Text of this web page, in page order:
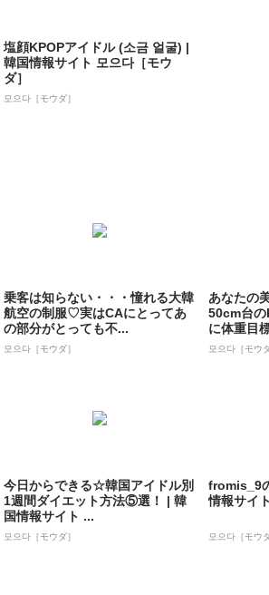
塩顔KPOPアイドル (소금 얼굴) |
韓国情報サイト 모으다［モウ
ダ］
모으다［モウダ］
乗客は知らない・・・憧れる大韓
航空の制服♡実はCAにとってあ
の部分がとっても不...
모으다［モウダ］
あなたの
50cm台の
に体重目
모으다［モウダ
今日からできる☆韓国アイドル別
1週間ダイエット方法⑤選！ | 韓
国情報サイト ...
모으다［モウダ］
fromis_9
情報サイ
모으다［モウダ